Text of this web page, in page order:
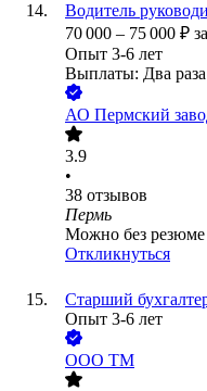
Водитель
70 000 – 75 000 ₽
Опыт 3-6 лет
Выплаты: Два
АО Пермский
3.9
•
38 отзывов
Пермь
Можно без резюме
Откликнуться
Старший
Опыт 3-6 лет
ООО ТМ